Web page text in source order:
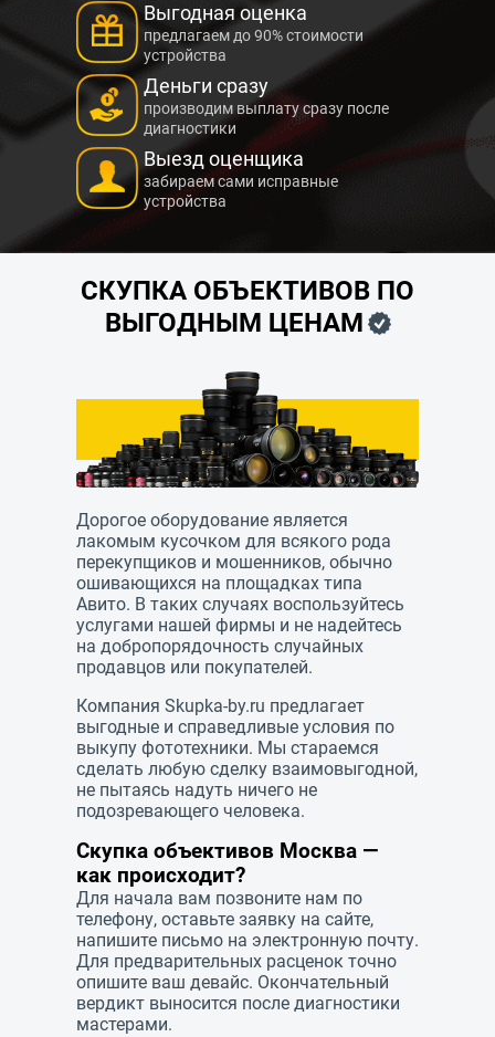
Выгодная оценка
предлагаем до 90% стоимости
устройства
Деньги сразу
производим выплату сразу после
диагностики
Выезд оценщика
забираем сами исправные
устройства
СКУПКА ОБЪЕКТИВОВ ПО
ВЫГОДНЫМ ЦЕНАМ
Дорогое оборудование является
лакомым кусочком для всякого рода
перекупщиков и мошенников, обычно
ошивающихся на площадках типа
Авито. В таких случаях воспользуйтесь
услугами нашей фирмы и не надейтесь
на добропорядочность случайных
продавцов или покупателей.
Компания Skupka-by.ru предлагает
выгодные и справедливые условия по
выкупу фототехники. Мы стараемся
сделать любую сделку взаимовыгодной,
не пытаясь надуть ничего не
подозревающего человека.
Скупка объективов Москва —
как происходит?
Для начала вам позвоните нам по
телефону, оставьте заявку на сайте,
напишите письмо на электронную почту.
Для предварительных расценок точно
опишите ваш девайс. Окончательный
вердикт выносится после диагностики
мастерами.